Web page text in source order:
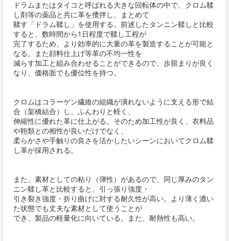
ドラムまたはタイコと呼ばれる大きな回転体の中で、クロム鞣
し剤等の薬品と共に革を攪拌し、まとめて
鞣す「ドラム鞣し」を使用する。前述したタンニン鞣しと比較
すると、数時間から1日程度で鞣し工程が
完了するため、より効率的に大量の革を製造することが可能と
なる。また顔料仕上げ等革の不均一性を
減らす加工と組み合わせることができるので、歩留まりが良く
なり、価格面でも優位性を持つ。
クロムはコラーゲン繊維の組織が潰れないように支える形で結
合（架橋結合）し、ふんわりと軽く、
伸縮性に優れた革に仕上がる。そのため加工性が良く、衣料品
や鞄類との相性が良いだけでなく、
柔らかさや手触りの良さを活かしたいシーンにおいてクロム鞣
し革が採用される。
また、素材としての粘り（弾性）があるので、同じ厚みのタン
ニン鞣し革と比較すると、引っ張り強度・
引き裂き強度・折り曲げに対する耐久性が高い。より薄く漉い
た状態でも丈夫な素材として使うことが
でき、製品の軽量化に向いている。また、耐熱性も高い。